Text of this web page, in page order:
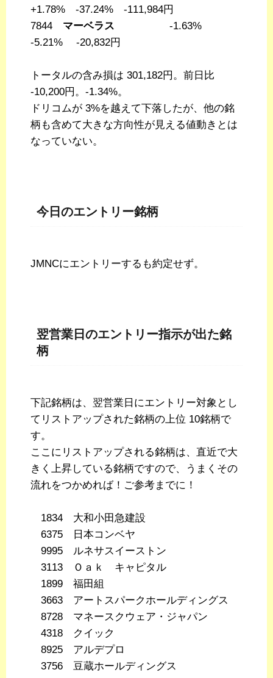
+1.78% -37.24% -111,984円
7844 マーベラス -1.63%
-5.21% -20,832円
トータルの含み損は 301,182円。前日比
-10,200円。-1.34%。
ドリコムが 3%を越えて下落したが、他の銘
柄も含めて大きな方向性が見える値動きとは
なっていない。
今日のエントリー銘柄
JMNCにエントリーするも約定せず。
翌営業日のエントリー指示が出た銘
柄
下記銘柄は、翌営業日にエントリー対象とし
てリストアップされた銘柄の上位 10銘柄で
す。
ここにリストアップされる銘柄は、直近で大
きく上昇している銘柄ですので、うまくその
流れをつかめれば！ご参考までに！
1834 大和小田急建設
6375 日本コンベヤ
9995 ルネサスイーストン
3113 Ｏａｋ キャピタル
1899 福田組
3663 アートスパークホールディングス
8728 マネースクウェア・ジャパン
4318 クイック
8925 アルデプロ
3756 豆蔵ホールディングス